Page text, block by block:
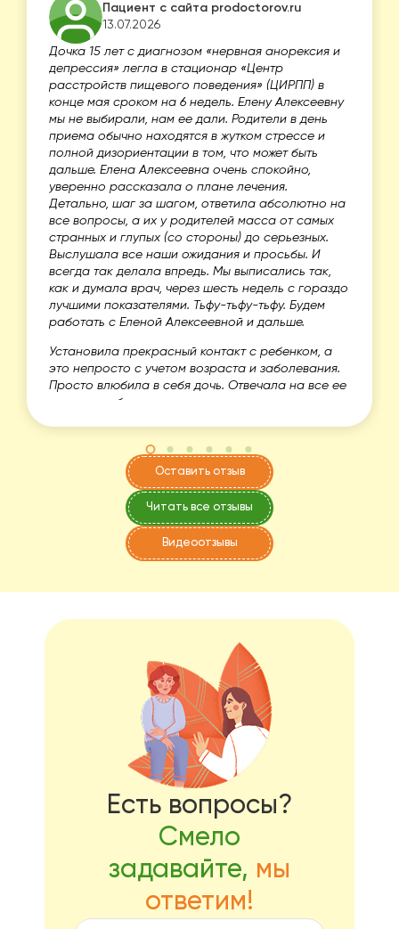
Пациент с сайта prodoctorov.ru
13.07.2026
Дочка 15 лет с диагнозом «нервная анорексия и
депрессия» легла в стационар «Центр
расстройств пищевого поведения» (ЦИРПП) в
конце мая сроком на 6 недель. Елену Алексеевну
мы не выбирали, нам ее дали. Родители в день
приема обычно находятся в жутком стрессе и
полной дизориентации в том, что может быть
дальше. Елена Алексеевна очень спокойно,
уверенно рассказала о плане лечения.
Детально, шаг за шагом, ответила абсолютно на
все вопросы, а их у родителей масса от самых
странных и глупых (со стороны) до серьезных.
Выслушала все наши ожидания и просьбы. И
всегда так делала впредь. Мы выписались так,
как и думала врач, через шесть недель с гораздо
лучшими показателями. Тьфу-тьфу-тьфу. Будем
работать с Еленой Алексеевной и дальше.
Установила прекрасный контакт с ребенком, а
это непросто с учетом возраста и заболевания.
Просто влюбила в себя дочь. Отвечала на все ее
вопросы, объясняла причины, следствия,
вопросы письменно в чате.
Рекомендую врача как высочайшего
профессионала и очень человечного человека -
теплого, душевного и знающего.
Оставить отзыв
Читать все отзывы
Видеоотзывы
Есть вопросы?
Смело
задавайте, мы
ответим!